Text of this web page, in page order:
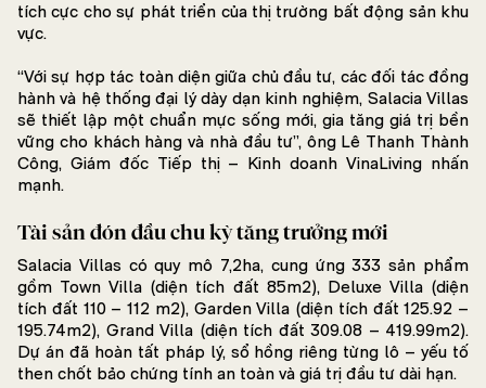
tích cực cho sự phát triển của thị trường bất động sản khu
vực.
“Với sự hợp tác toàn diện giữa chủ đầu tư, các đối tác đồng
hành và hệ thống đại lý dày dạn kinh nghiệm, Salacia Villas
sẽ thiết lập một chuẩn mực sống mới, gia tăng giá trị bền
vững cho khách hàng và nhà đầu tư”, ông Lê Thanh Thành
Công, Giám đốc Tiếp thị – Kinh doanh VinaLiving nhấn
mạnh.
Tài sản đón đầu chu kỳ tăng trưởng mới
Salacia Villas có quy mô 7,2ha, cung ứng 333 sản phẩm
gồm Town Villa (diện tích đất 85m2), Deluxe Villa (diện
tích đất 110 – 112 m2), Garden Villa (diện tích đất 125.92 –
195.74m2), Grand Villa (diện tích đất 309.08 – 419.99m2).
Dự án đã hoàn tất pháp lý, sổ hồng riêng từng lô – yếu tố
then chốt bảo chứng tính an toàn và giá trị đầu tư dài hạn.